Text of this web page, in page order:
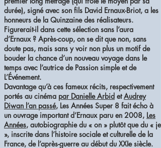
durée), signé avec son fils David Ernaux-Briot, a les
honneurs de la Quinzaine des réalisateurs.
Figurerait-il dans cette sélection sans l’aura
d’Ernaux ? Après-coup, on se dit que non, sans
doute pas, mais sans y voir non plus un motif de
bouder la chance d’un nouveau voyage dans le
temps avec l’autrice de Passion simple et de
L’Événement.
Davantage qu’à ces fameux récits, respectivement
portés au cinéma par Danielle Arbid etAudrey
Diwan l’an passé, Les Années Super 8 fait écho à
un ouvrage important d’Ernaux paru en 2008, Les
Années, autobiographie du « on » plutôt que du « je
», inscrite dans l’histoire sociale et culturelle de la
France, de l’après-guerre au début du XXIe siècle.